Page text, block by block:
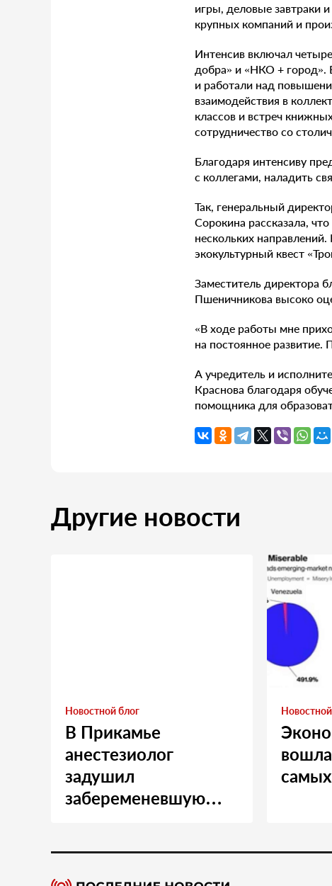
игры, деловые завтраки
крупных компаний и
Интенсив включал
добра» и «НКО + город».
и работали над
взаимодействия в
классов и встреч
сотрудничество со
Благодаря интенсиву
с коллегами, наладить
Так, генеральный
Сорокина рассказала,
нескольких
экокультурный квест
Заместитель директора
Пшеничникова высоко
«В ходе работы мне
на постоянное
А учредитель и
Краснова благодаря
помощника для
Другие новости
Новостной блог
В Прикамье
анестезиолог
задушил
забеременевшую